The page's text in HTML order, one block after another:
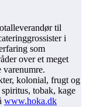
til
i
som
over et meget
varenumre.
kolonial, frugt og
tobak, kage
www.hoka.dk